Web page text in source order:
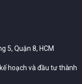
5, Quận 8, HCM
hoạch và đầu tư thành